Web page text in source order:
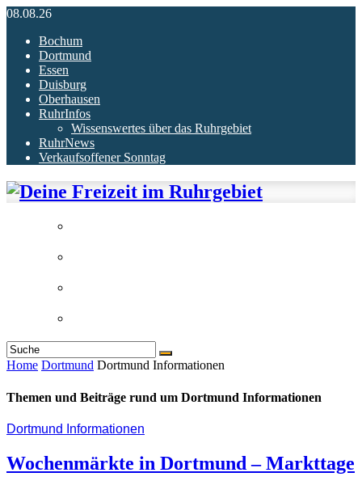
08.08.26
Bochum
Dortmund
Essen
Duisburg
Oberhausen
RuhrInfos
Wissenswertes über das Ruhrgebiet
RuhrNews
Verkaufsoffener Sonntag
Home Dortmund Dortmund Informationen
Themen und Beiträge rund um Dortmund Informationen
Dortmund Informationen
Wochenmärkte in Dortmund – Markttage